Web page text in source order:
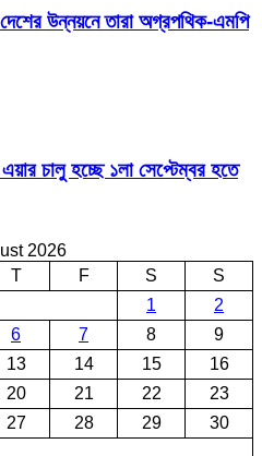
দেশের উন্নয়নে তারা অগ্রপথিক-এমপি
এয়ার চালু হচ্ছে ১লা সেপ্টেম্বর হতে
2026
T F S
S
1
2
6 7 8
9
13 14 15
16
20 21 22
23
27 28 29
30